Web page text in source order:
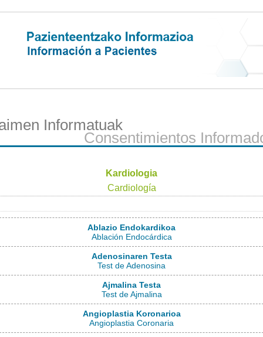
Informatuak
Consentimientos
Kardiologia
Cardiología
Ablazio Endokardikoa
Ablación Endocárdica
Adenosinaren Testa
Test de Adenosina
Ajmalina Testa
Test de Ajmalina
Angioplastia Koronarioa
Angioplastia Coronaria